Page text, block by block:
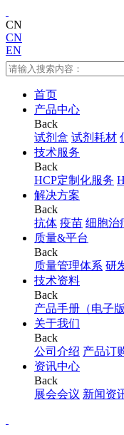
CN
CN
EN
首页
产品中心
Back
试剂盒 试剂耗材
技术服务
Back
HCP定制化服务
解决方案
Back
抗体 疫苗 细胞治
质量&平台
Back
质量管理体系 研
技术资料
Back
产品手册（电子版
关于我们
Back
公司介绍 产品订
资讯中心
Back
展会会议 新闻资